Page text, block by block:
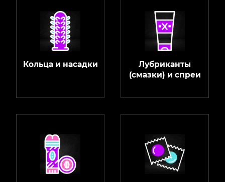
Кольца и насадки
Лубриканты
(смазки) и спреи